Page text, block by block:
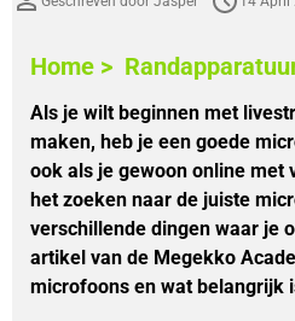
Home >
Als je wilt beginnen met
maken, heb je een goede
ook als je gewoon online met
het zoeken naar de juiste
verschillende dingen waar je
artikel van de Megekko
microfoons en wat belangrijk